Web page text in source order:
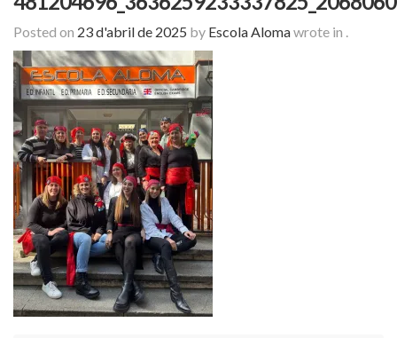
Posted on 23 d'abril de 2025 by Escola Alomawrote in .